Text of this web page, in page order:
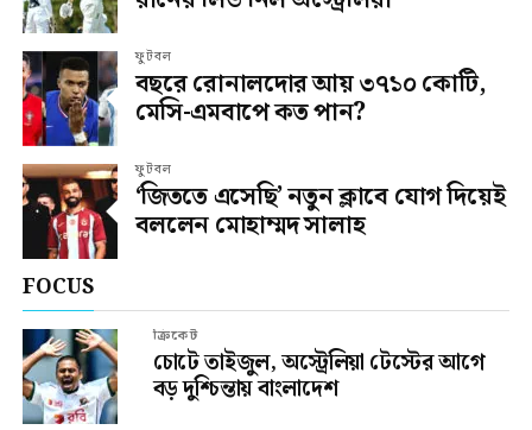
ফুটবল
বছরে রোনালদোর আয় ৩৭১০ কোটি,
মেসি-এমবাপে কত পান?
ফুটবল
‘জিততে এসেছি’ নতুন ক্লাবে যোগ দিয়েই
বললেন মোহাম্মদ সালাহ
FOCUS
ক্রিকেট
চোটে তাইজুল, অস্ট্রেলিয়া টেস্টের আগে
বড় দুশ্চিন্তায় বাংলাদেশ